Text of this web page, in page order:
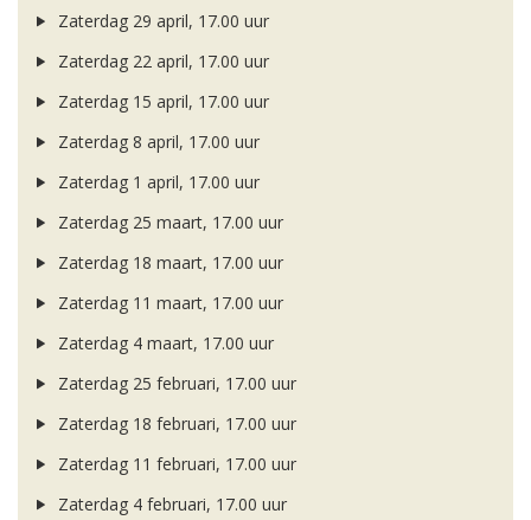
Zaterdag 29 april, 17.00 uur
Zaterdag 22 april, 17.00 uur
Zaterdag 15 april, 17.00 uur
Zaterdag 8 april, 17.00 uur
Zaterdag 1 april, 17.00 uur
Zaterdag 25 maart, 17.00 uur
Zaterdag 18 maart, 17.00 uur
Zaterdag 11 maart, 17.00 uur
Zaterdag 4 maart, 17.00 uur
Zaterdag 25 februari, 17.00 uur
Zaterdag 18 februari, 17.00 uur
Zaterdag 11 februari, 17.00 uur
Zaterdag 4 februari, 17.00 uur